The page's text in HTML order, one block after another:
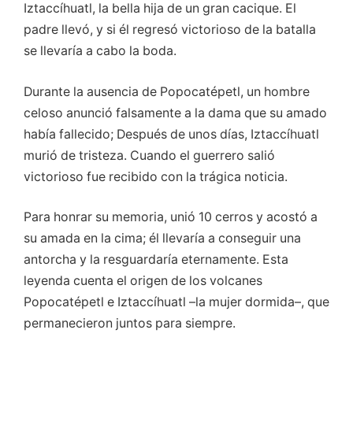
Iztaccíhuatl, la bella hija de un gran cacique. El
padre llevó, y si él regresó victorioso de la batalla
se llevaría a cabo la boda.
Durante la ausencia de Popocatépetl, un hombre
celoso anunció falsamente a la dama que su amado
había fallecido; Después de unos días, Iztaccíhuatl
murió de tristeza. Cuando el guerrero salió
victorioso fue recibido con la trágica noticia.
Para honrar su memoria, unió 10 cerros y acostó a
su amada en la cima; él llevaría a conseguir una
antorcha y la resguardaría eternamente. Esta
leyenda cuenta el origen de los volcanes
Popocatépetl e Iztaccíhuatl –la mujer dormida–, que
permanecieron juntos para siempre.